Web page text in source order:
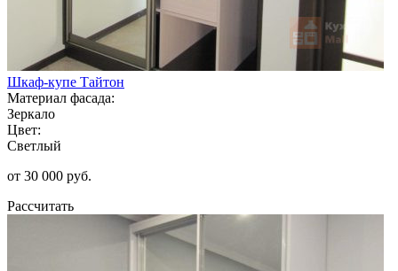
Шкаф-купе Тайтон
Материал фасада:
Зеркало
Цвет:
Светлый
от 30 000 руб.
Рассчитать